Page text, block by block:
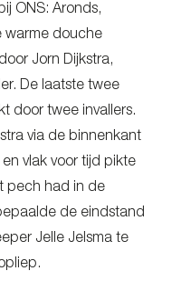
ONS: Aronds,
warme douche
Jorn Dijkstra,
De laatste twee
door twee invallers.
via de binnenkant
vlak voor tijd pikte
pech had in de
de eindstand
Jelle Jelsma te